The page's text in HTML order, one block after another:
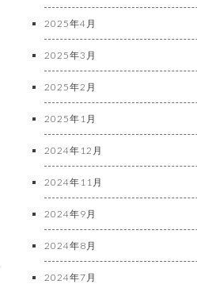
2025年4月
2025年3月
2025年2月
2025年1月
2024年12月
2024年11月
2024年9月
2024年8月
2024年7月